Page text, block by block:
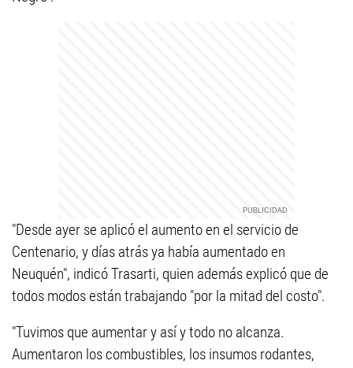
"Desde ayer se aplicó el aumento en el servicio de
Centenario, y días atrás ya había aumentado en
Neuquén", indicó Trasarti, quien además explicó que de
todos modos están trabajando "por la mitad del costo".
"Tuvimos que aumentar y así y todo no alcanza.
Aumentaron los combustibles, los insumos rodantes,